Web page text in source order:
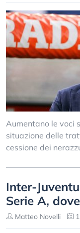
Aumentano le voci
situazione delle
cessione dei
Inter-
Serie A,
Matteo Novelli